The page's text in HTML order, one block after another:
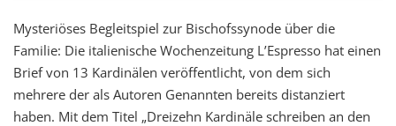
Mysteriöses Begleitspiel zur Bischofssynode über die
Familie: Die italienische Wochenzeitung L’Espresso hat einen
Brief von 13 Kardinälen veröffentlicht, von dem sich
mehrere der als Autoren Genannten bereits distanziert
haben. Mit dem Titel „Dreizehn Kardinäle schreiben an den